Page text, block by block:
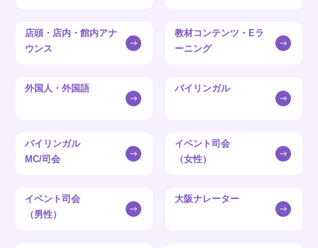
店頭・店内・館内アナ
ウンス
教材コンテンツ・Eラ
ーニング
外国人・外国語 バイリンガル
バイリンガル
MC/司会
イベント司会
（女性）
イベント司会
（男性）
大阪ナレーター